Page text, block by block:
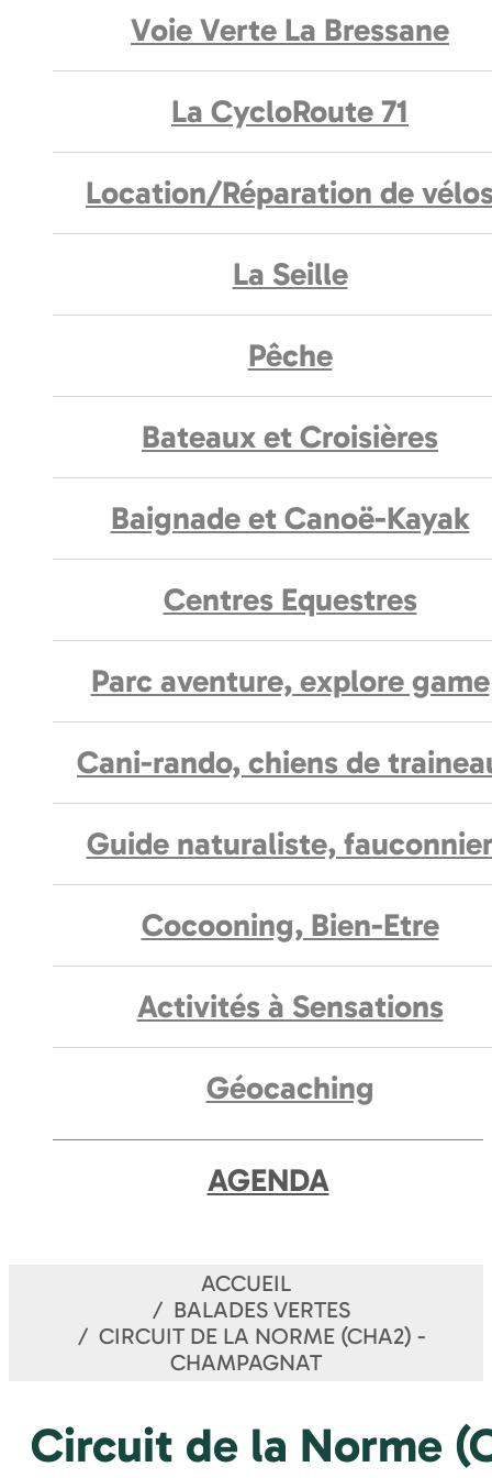
Voie Verte La Bressane
La CycloRoute 71
Location/Réparation de
La Seille
Pêche
Bateaux et Croisières
Baignade et Canoë-Kayak
Centres Equestres
Parc aventure, explore game
Cani-rando, chiens de
Guide naturaliste,
Cocooning, Bien-Etre
Activités à Sensations
Géocaching
AGENDA
ACCUEIL
BALADES VERTES
CIRCUIT DE LA NORME (CHA2) -
CHAMPAGNAT
Circuit de la Norme